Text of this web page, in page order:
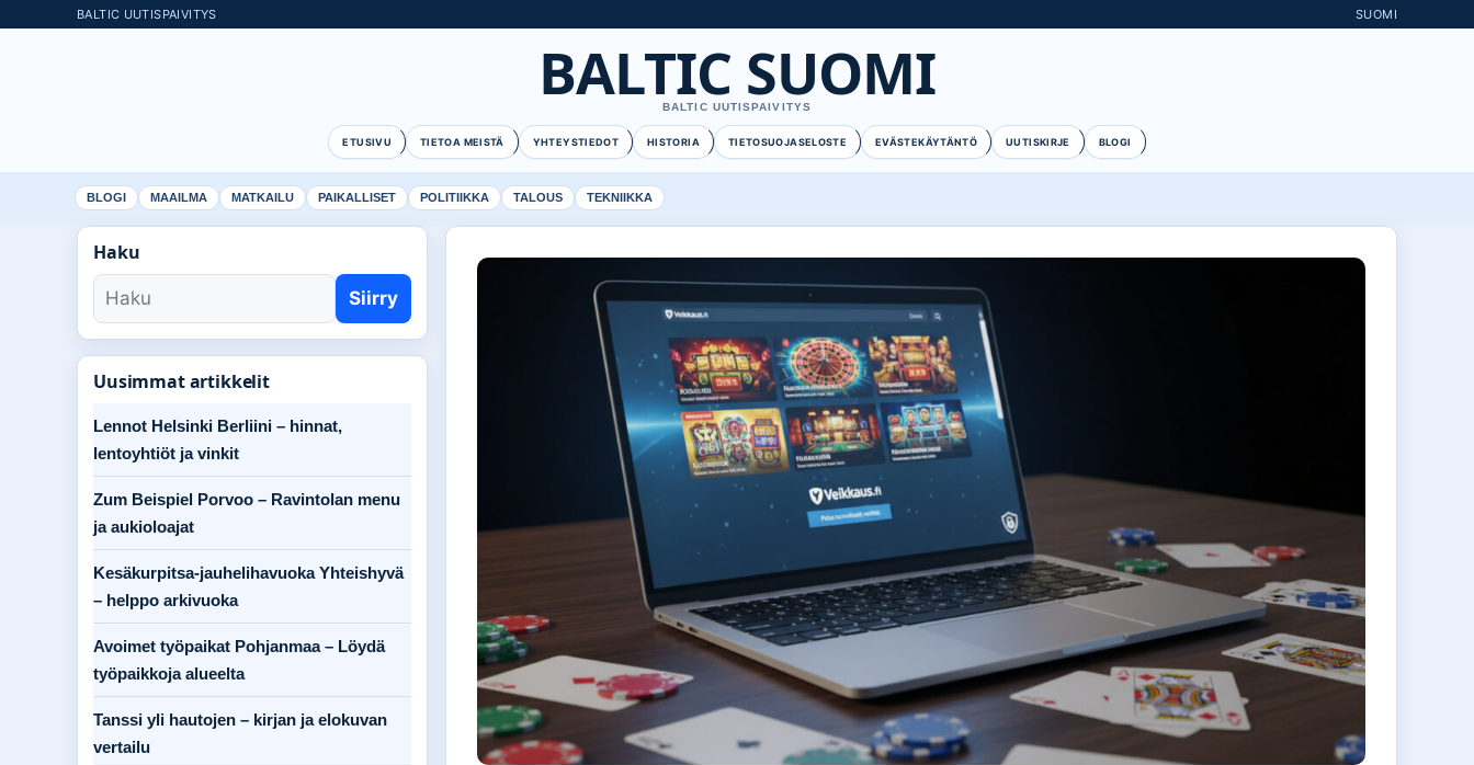
BALTIC UUTISPAIVITYS SUOMI
BALTIC SUOMI
BALTIC UUTISPAIVITYS
ETUSIVU TIETOA MEISTÄ YHTEYSTIEDOT HISTORIA TIETOSUOJASELOSTE EVÄSTEKÄYTÄNTÖ UUTISKIRJE BLOGI
BLOGI MAAILMA MATKAILU PAIKALLISET POLITIIKKA TALOUS TEKNIIKKA
Haku
Siirry
Uusimmat artikkelit
Lennot Helsinki Berliini – hinnat,
lentoyhtiöt ja vinkit
Zum Beispiel Porvoo – Ravintolan menu
ja aukioloajat
Kesäkurpitsa-jauhelihavuoka Yhteishyvä
– helppo arkivuoka
Avoimet työpaikat Pohjanmaa – Löydä
työpaikkoja alueelta
Tanssi yli hautojen – kirjan ja elokuvan
vertailu